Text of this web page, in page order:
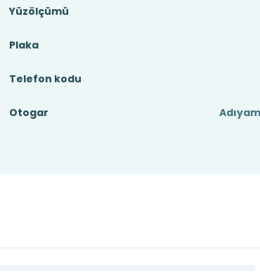
Yüzölçümü
Plaka
Telefon kodu
Otogar